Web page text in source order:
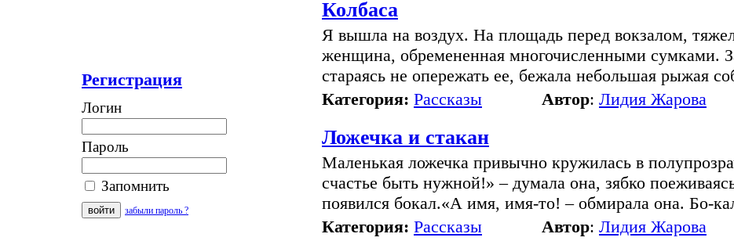
Регистрация
Логин
Пароль
Запомнить
забыли пароль ?
Колбаса
Я вышла на воздух. На площадь перед вокзалом,
женщина, обремененная многочисленными сумками.
стараясь не опережать ее, бежала небольшая рыжая
Категория: Рассказы Автор: Лидия Жарова
Ложечка и стакан
Маленькая ложечка привычно кружилась в
счастье быть нужной!» – думала она, зябко
появился бокал.«А имя, имя-то! – обмирала она. Бо-
Категория: Рассказы Автор: Лидия Жарова